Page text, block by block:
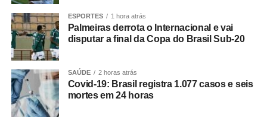
numéricos e de navegação, como antigamente. As teclas
dividem a porção central com uma pequena tela, que
também é usada para rodar os jogos pré-instalados. O
modelo ainda possui o corpo colorido e traz uma luz na
porção superior para ser usada como lanterna.
Leia Também: Novo equipamento adquirido pela Epamig
ILCT permite mais agilidade e precisão nas análises de
queijos e produtos lácteos
ESPORTES 1 hora atrás
Palmeiras derrota o Internacional e vai
disputar a final da Copa do Brasil Sub-20
SAÚDE 2 horas atrás
Covid-19: Brasil registra 1.077 casos e seis
mortes em 24 horas